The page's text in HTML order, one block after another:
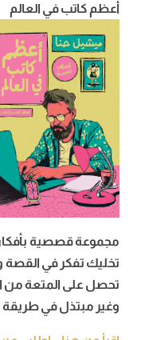
أعظم كاتب في العالم
مجموعة قصصية بأفكار
تخليك تفكر في
تحصل على المتعة من
وغير مبتذل في طريقة